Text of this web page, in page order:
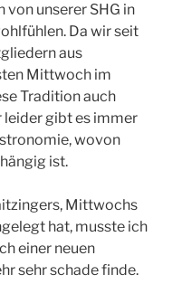
von unserer SHG in
Da wir seit
aus
Mittwoch im
Tradition auch
leider gibt es immer
wovon
ist.
Mittwochs
hat, musste ich
einer neuen
sehr schade finde.